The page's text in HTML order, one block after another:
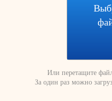
Или перетащите
За один раз можно